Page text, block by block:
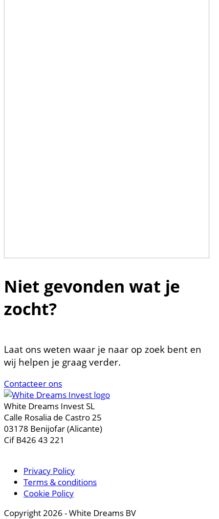
Niet gevonden wat je
zocht?
Laat ons weten waar je naar op zoek bent en
wij helpen je graag verder.
Contacteer ons
White Dreams Invest SL
Calle Rosalia de Castro 25
03178 Benijofar (Alicante)
Cif B426 43 221
Privacy Policy
Terms & conditions
Cookie Policy
Copyright 2026 - White Dreams BV